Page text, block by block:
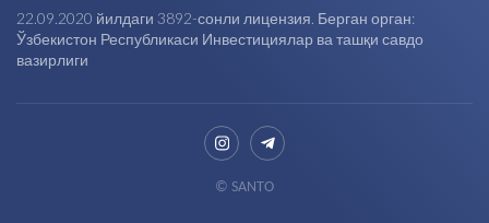
22.09.2020 йилдаги 3892-сонли лицензия. Берган орган:
Ўзбекистон Республикаси Инвестициялар ва ташқи савдо
вазирлиги
© SANTO